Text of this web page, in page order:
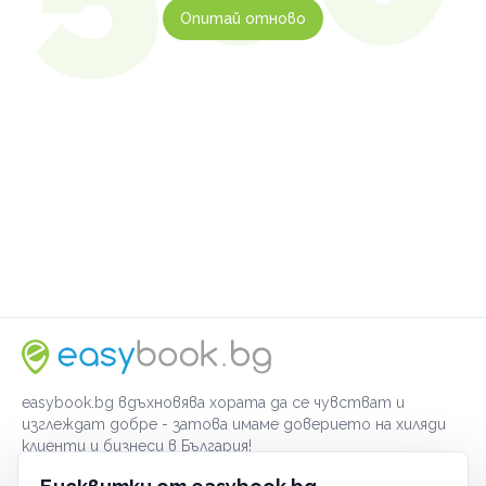
Опитай отново
easybook.bg вдъхновява хората да се чувстват и
изглеждат добре - затова имаме доверието на хиляди
клиенти и бизнеси в България!